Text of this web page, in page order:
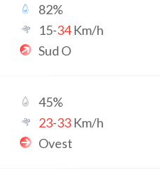
82%
15-34Km/h
Sud O
45%
23-33 Km/h
Ovest